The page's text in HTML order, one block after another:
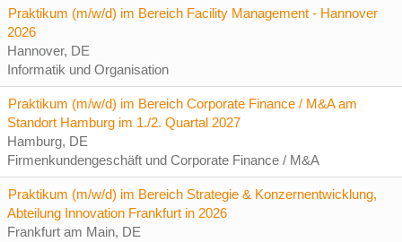
Praktikum (m/w/d) im Bereich Facility Management - Hannover
2026
Hannover, DE
Informatik und Organisation
Praktikum (m/w/d) im Bereich Corporate Finance / M&A am
Standort Hamburg im 1./2. Quartal 2027
Hamburg, DE
Firmenkundengeschäft und Corporate Finance / M&A
Praktikum (m/w/d) im Bereich Strategie & Konzernentwicklung,
Abteilung Innovation Frankfurt in 2026
Frankfurt am Main, DE